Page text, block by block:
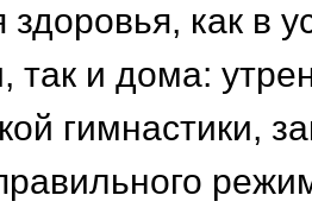
здоровья, как в
так и дома:
гимнастики,